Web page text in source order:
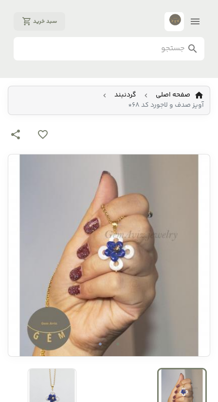
سبد خرید
صفحه اصلی
گردنبند
آویز صدف و لاجورد کد 68*